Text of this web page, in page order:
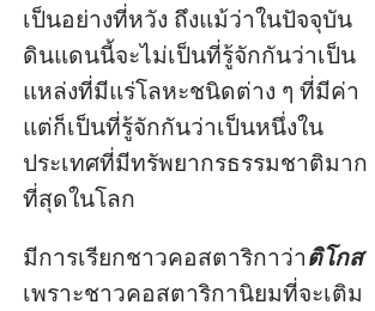
เป็น​อย่าง​ที่​หวัง ถึง​แม้​ว่า​ใน​ปัจจุบัน​
ดินแดน​นี้​จะ​ไม่​เป็น​ที่​รู้​จัก​กัน​ว่า​เป็น​
แหล่ง​ที่​มี​แร่​โลหะ​ชนิด​ต่าง ๆ ที่​มี​ค่า
แต่​ก็​เป็น​ที่​รู้​จัก​กัน​ว่า​เป็น​หนึ่ง​ใน​
ประเทศ​ที่​มี​ทรัพยากร​ธรรมชาติ​มาก​
ที่​สุด​ใน​โลก
มี​การ​เรียก​ชาว​คอสตาริกา​ว่า​ติโกส
เพราะ​ชาว​คอสตาริกา​นิยม​ที่​จะ​เติม​